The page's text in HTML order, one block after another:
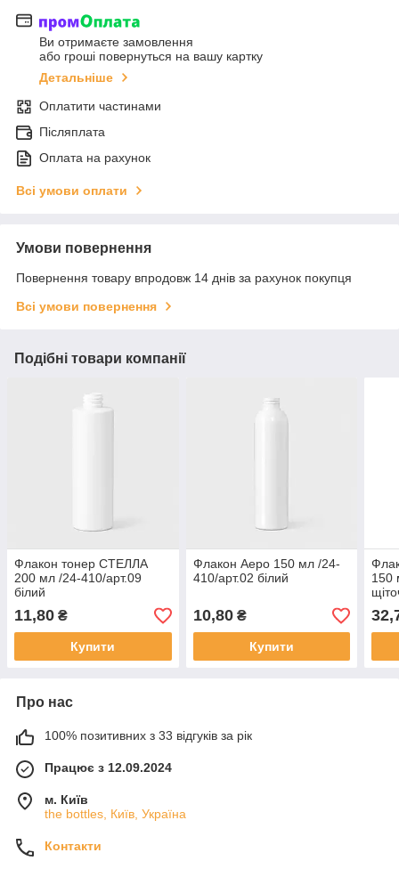
Ви отримаєте замовлення
або гроші повернуться на вашу картку
Детальніше
Оплатити частинами
Післяплата
Оплата на рахунок
Всі умови оплати
Умови повернення
Повернення товару впродовж 14 днів за рахунок покупця
Всі умови повернення
Подібні товари компанії
Флакон тонер СТЕЛЛА
200 мл /24-410/арт.09
білий
11,80 ₴
Купити
Флакон Аеро 150 мл /24-
410/арт.02 білий
10,80₴
Купити
150
Про нас
100% позитивних з 33 відгуків за рік
Працює з 12.09.2024
м. Київ
the bottles, Київ, Україна
Контакти